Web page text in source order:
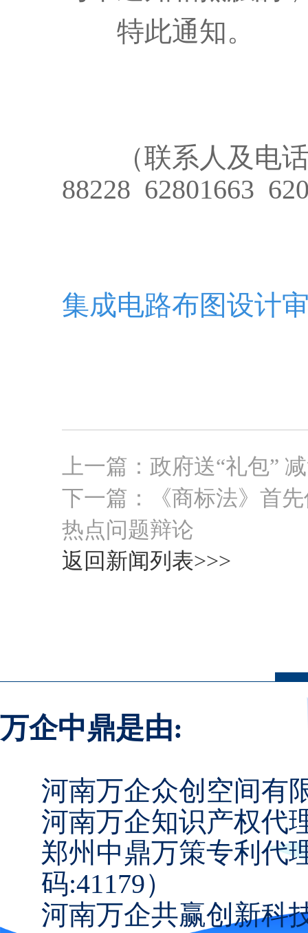
特此通知。
（联系人及电话
88228 62801663
集成电路布图设计
上一篇： 政府送“礼包”
下一篇：
《商标法》首
热点问题辩论
返回新闻列表>>>
万企中鼎是由:
河南万企众创空间有
河南万企知识产权代
郑州中鼎万策专利代
码:41179）
河南万企共赢创新科